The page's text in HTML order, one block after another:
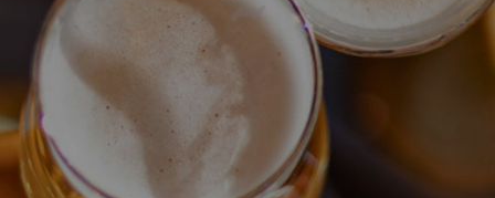
ACQUISTA BIGLIETTO